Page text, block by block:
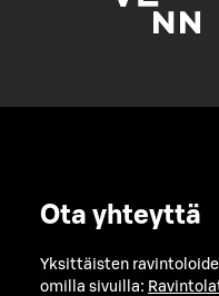
Ota yhteyttä
Yksittäisten
omilla sivuilla: